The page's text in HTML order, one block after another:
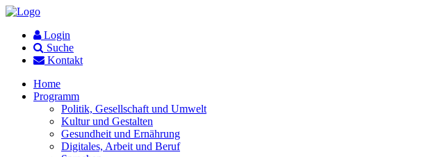
Login
Suche
Kontakt
Home
Programm
Politik, Gesellschaft und Umwelt
Kultur und Gestalten
Gesundheit und Ernährung
Digitales, Arbeit und Beruf